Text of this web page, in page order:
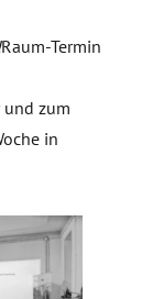
Raum-Termin
zum
in
und